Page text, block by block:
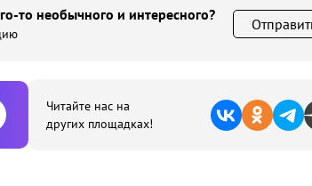
то необычного и интересного?
Читайте нас на
других площадках!